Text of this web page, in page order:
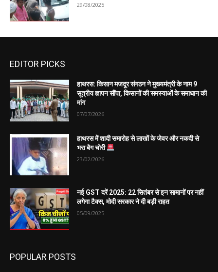
29/08/2025
EDITOR PICKS
हाथरस: किसान मजदूर संगठन ने मुख्यमंत्री के नाम 9
सूत्रीय ज्ञापन सौंपा, किसानों की समस्याओं के समाधान की
मांग
07/07/2026
हाथरस में शादी समारोह से लाखों के जेवर और नकदी से
भरा बैग चोरी
23/02/2026
नई GST दरें 2025: 22 सितंबर से इन सामानों पर नहीं
लगेगा टैक्स, मोदी सरकार ने दी बड़ी राहत
05/09/2025
POPULAR POSTS